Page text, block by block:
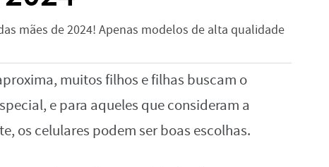
mães de 2024! Apenas modelos de alta qualidade
muitos filhos e filhas buscam o
e para aqueles que consideram a
os celulares podem ser boas escolhas.